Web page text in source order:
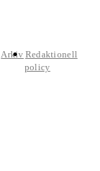
Arkiv Redaktionell
policy